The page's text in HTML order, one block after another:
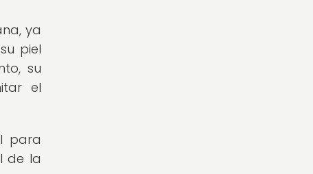
ya
piel
su
el
para
de la